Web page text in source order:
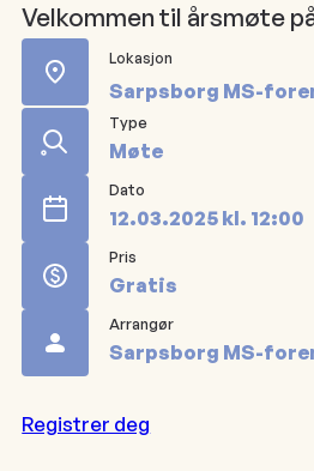
Velkommen til årsmøte
Lokasjon
Sarpsborg MS-
Type
Møte
Dato
12.03.2025 kl. 12:00
Pris
Gratis
Arrangør
Sarpsborg MS-
Registrer deg